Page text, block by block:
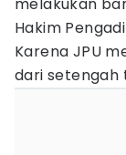
Hakim
Karena JPU
dari setengah